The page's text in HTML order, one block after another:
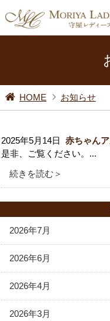
HOME お知らせ
2025年5月14日
赤ちゃん
是非、ご覧ください。...
続きを読む＞
2026年7月
2026年6月
2026年4月
2026年3月